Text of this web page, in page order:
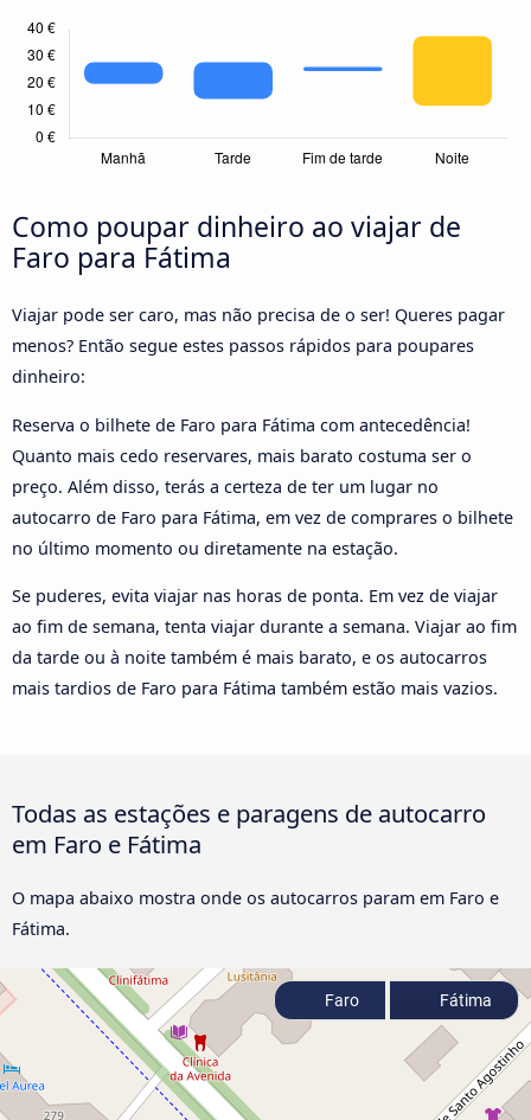
Como poupar dinheiro ao viajar de
Faro para Fátima
Viajar pode ser caro, mas não precisa de o ser! Queres pagar
menos? Então segue estes passos rápidos para poupares
dinheiro:
Reserva o bilhete de Faro para Fátima com antecedência!
Quanto mais cedo reservares, mais barato costuma ser o
preço. Além disso, terás a certeza de ter um lugar no
autocarro de Faro para Fátima, em vez de comprares o bilhete
no último momento ou diretamente na estação.
Se puderes, evita viajar nas horas de ponta. Em vez de viajar
ao fim de semana, tenta viajar durante a semana. Viajar ao fim
da tarde ou à noite também é mais barato, e os autocarros
mais tardios de Faro para Fátima também estão mais vazios.
Todas as estações e paragens de autocarro
em Faro e Fátima
O mapa abaixo mostra onde os autocarros param em Faro e
Fátima.
Faro Fátima